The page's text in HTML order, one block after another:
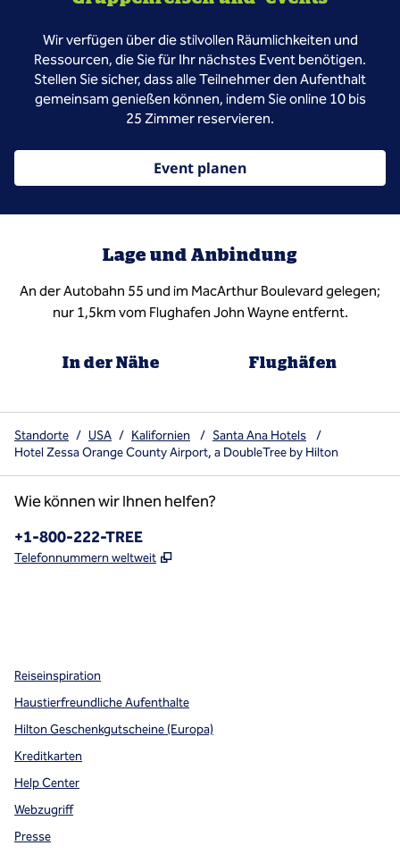
Wir verfügen über die stilvollen Räumlichkeiten und
Ressourcen, die Sie für Ihr nächstes Event benötigen.
Stellen Sie sicher, dass alle Teilnehmer den Aufenthalt
gemeinsam genießen können, indem Sie online 10 bis
25 Zimmer reservieren.
Event planen
Lage und Anbindung
An der Autobahn 55 und im MacArthur Boulevard gelegen;
nur 1,5km vom Flughafen John Wayne entfernt.
In der Nähe Flughäfen
Standorte / USA / Kalifornien / Santa Ana Hotels
/
Hotel Zessa Orange County Airport, a DoubleTree by Hilton
Wie können wir Ihnen helfen?
Telefon:
+1-800-222-TREE
Telefonnummern weltweit ,
Reiseinspiration
Haustierfreundliche Aufenthalte
Hilton Geschenkgutscheine (Europa)
Kreditkarten
Help Center
Webzugriff
Presse